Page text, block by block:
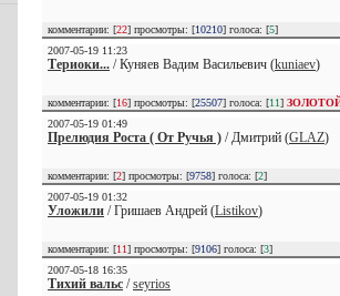
комментарии: [22] просмотры: [10210] голоса: [5]
2007-05-19 11:23
Териоки... / Куняев Вадим Васильевич (kuniaev)
комментарии: [16] просмотры: [25507] голоса: [11]
2007-05-19 01:49
Прелюдия Роста ( От Ручья ) / Дмитрий (GLAZ)
комментарии: [2] просмотры: [9758] голоса: [2]
2007-05-19 01:32
Уложили / Гришаев Андрей (Listikov)
комментарии: [11] просмотры: [9106] голоса: [3]
2007-05-18 16:35
Тихий вальс /seyrios